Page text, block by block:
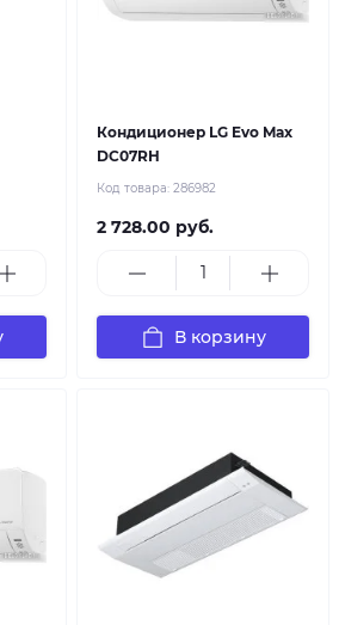
Кондиционер LG Evo Max
DC07RH
Код товара: 286982
2 728.00 руб.
В корзину